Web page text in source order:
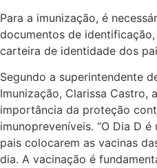
Para a imunização, é
documentos de
carteira de identidade dos
Segundo a superintendente
Imunização, Clarissa Castro,
importância da proteção
imunopreveníveis. “O Dia D
pais colocarem as vacinas
dia. A vacinação é